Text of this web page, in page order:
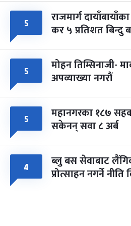
५ राजमार्ग
कर ५ प्रतिशत बिन्दु
५ मोहन तिम्सिनाजी-
अपव्याख्या नगरौं
५ महानगरका १८७
सकेनन् सवा ८ अर्ब
४ ब्लु बस सेवाबाट
प्रोत्साहन नगर्ने नीति